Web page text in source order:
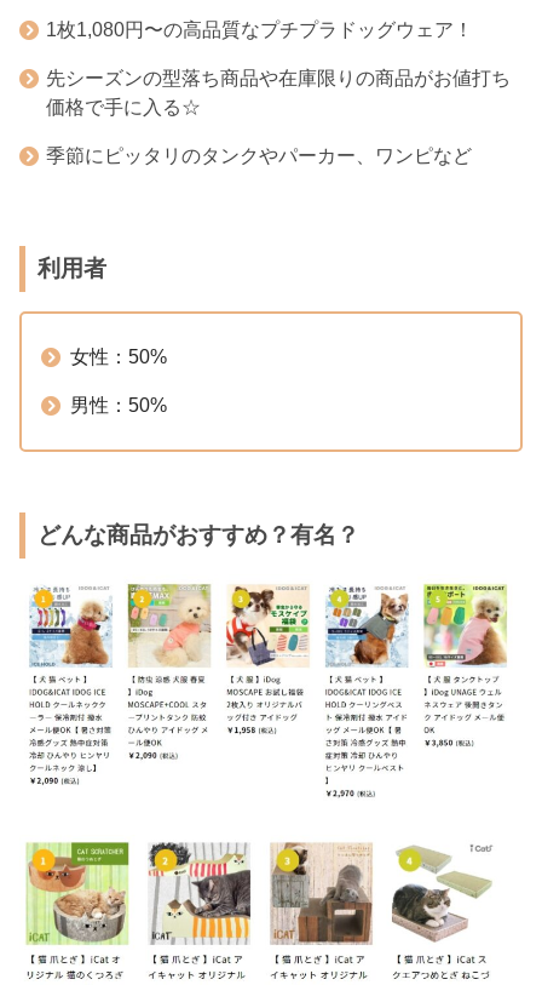
1枚1,080円〜の高品質なプチプラドッグウェア！
先シーズンの型落ち商品や在庫限りの商品がお値打ち
価格で手に入る☆
季節にピッタリのタンクやパーカー、ワンピなど
利用者
女性：50%
男性：50%
どんな商品がおすすめ？有名？